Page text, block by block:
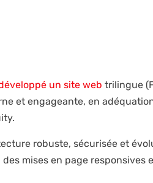
un site web trilingue
et engageante, en
robuste, sécurisée et
mises en page responsives